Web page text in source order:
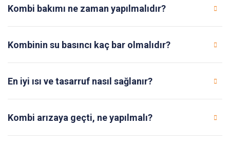
Kombi bakımı ne zaman yapılmalıdır?
Kombinin su basıncı kaç bar olmalıdır?
En iyi ısı ve tasarruf nasıl sağlanır?
Kombi arızaya geçti, ne yapılmalı?